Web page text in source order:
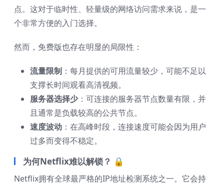
点。这对于临时性、轻量级的网络访问需求来说，是一
个非常方便的入门选择。
然而，免费版也存在明显的局限性：
流量限制 ：每月提供的可用流量较少，可能不足以
支撑长时间观看高清视频。
服务器选择少：可连接的服务器节点数量有限，并
且通常是负载较高的公共节点。
速度波动 ：在高峰时段，连接速度可能会因为用户
过多而变得不稳定。
为何Netflix难以解锁？ 🔒
Netflix拥有全球最严格的IP地址检测系统之一。它会持